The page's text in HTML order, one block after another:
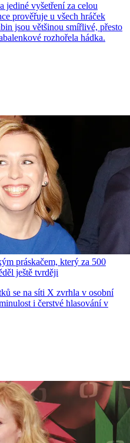
jediné vyšetření za celou
prověřuje u všech hráček
jsou většinou smířlivé, přesto
rozhořela hádka.
práskačem, který za 500
ještě tvrději
se na síti X zvrhla v osobní
i čerstvé hlasování v